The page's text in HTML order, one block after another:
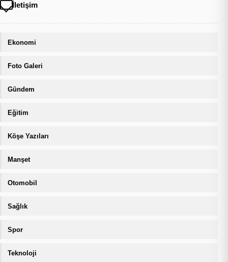
İletişim
Ekonomi
Foto Galeri
Gündem
Eğitim
Köşe Yazıları
Manşet
Otomobil
Sağlık
Spor
Teknoloji